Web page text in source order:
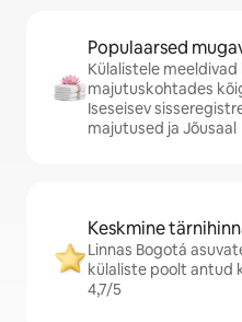
Populaarsed
Külalistele
majutuskohtades
Iseseisev
majutused ja Jõusaal
Keskmine
Linnas Bogotá
külaliste poolt antud
4,7/5